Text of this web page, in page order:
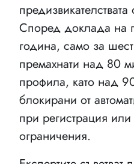
Според доклада на
година, само за
премахнати над 80
профила, като над
блокирани от
при регистрация
ограничения.